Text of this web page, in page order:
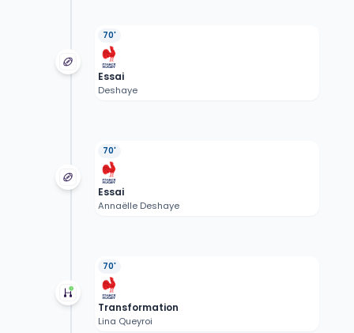
70'
Essai
Deshaye
70'
Essai
Annaëlle Deshaye
70'
Transformation
Lina Queyroi